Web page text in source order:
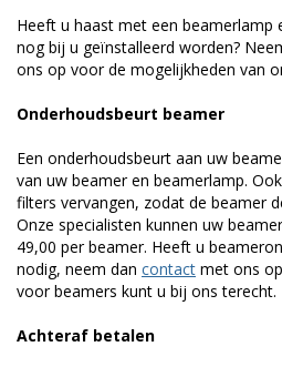
Heeft u haast met een beamerlamp
nog bij u geïnstalleerd worden?
ons op voor de mogelijkheden van
Onderhoudsbeurt beamer
Een onderhoudsbeurt aan uw
van uw beamer en beamerlamp.
filters vervangen, zodat de beamer
Onze specialisten kunnen uw
49,00 per beamer. Heeft u
nodig, neem dan contact met ons
voor beamers kunt u bij ons terecht.
Achteraf betalen